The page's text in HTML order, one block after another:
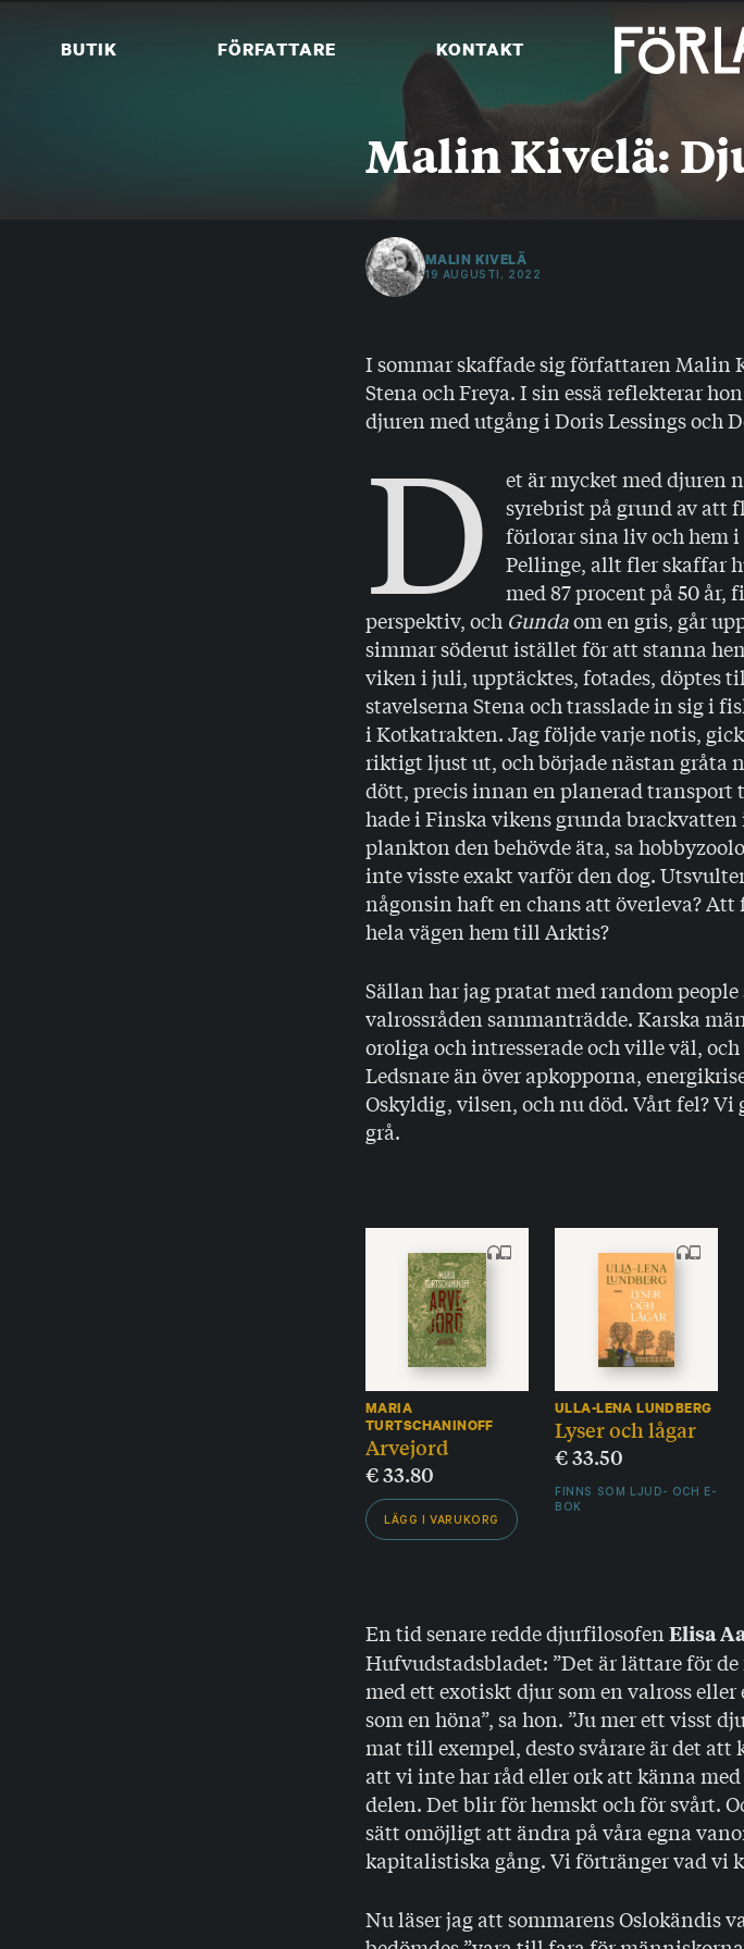
BUTIK FÖRFATTARE KONTAKT
Malin Kivelä:
MALIN KIVELÄ
19 AUGUSTI, 2022
I sommar skaffade sig författaren Malin
Stena och Freya. I sin essä reflekterar
djuren med utgång i Doris Lessings och
D
et är mycket med djuren
syrebrist på grund av att
förlorar sina liv och hem
Pellinge, allt fler skaffar
med 87 procent på 50 år,
perspektiv, och Gundaom en gris, går
simmar söderut istället för att stanna
viken i juli, upptäcktes, fotades, döptes
stavelserna Stena och trasslade in sig i
i Kotkatrakten. Jag följde varje notis,
riktigt ljust ut, och började nästan gråta
dött, precis innan en planerad transport
hade i Finska vikens grunda
plankton den behövde äta, sa
inte visste exakt varför den dog.
någonsin haft en chans att överleva? Att
hela vägen hem till Arktis?
Sällan har jag pratat med random
valrossråden sammanträdde. Karska
oroliga och intresserade och ville väl,
Ledsnare än över apkopporna,
Oskyldig, vilsen, och nu död. Vårt fel?
grå.
MARIA
TURTSCHANINOFF
Arvejord
€33.80
LÄGG I VARUKORG
ULLA-LENA LUNDBERG
Lyser och lågar
€33.50
FINNS SOM LJUD- OCH E-
BOK
En tid senare redde djurfilosofen Elisa
Hufvudstadsbladet: ”Det är lättare för
med ett exotiskt djur som en valross
som en höna”, sa hon. ”Ju mer ett visst
mat till exempel, desto svårare är det
att vi inte har råd eller ork att känna
delen. Det blir för hemskt och för svårt.
sätt omöjligt att ändra på våra egna
kapitalistiska gång. Vi förtränger vad vi
Nu läser jag att sommarens Oslokändis